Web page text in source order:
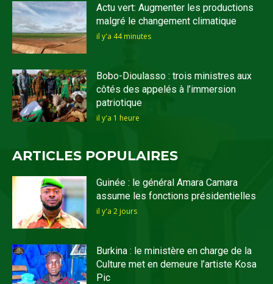
Actu vert: Augmenter les productions
malgré le changement climatique
il y'a 44 minutes
Bobo-Dioulasso : trois ministres aux
côtés des appelés à l’immersion
patriotique
il y'a 1 heure
ARTICLES POPULAIRES
Guinée : le général Amara Camara
assume les fonctions présidentielles
il y'a 2 jours
Burkina : le ministère en charge de la
Culture met en demeure l’artiste Kosa
Pic